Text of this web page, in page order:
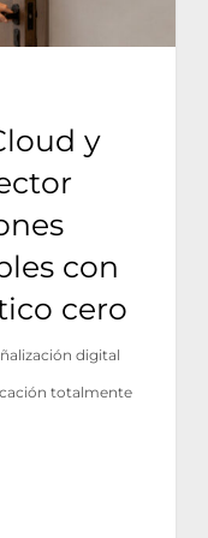
y
con
cero
digital
totalmente